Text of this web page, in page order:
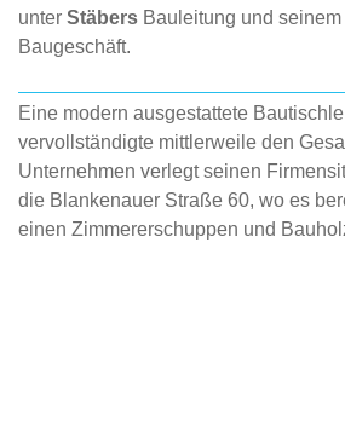
unter Stäbers Bauleitung und
Baugeschäft.
Eine modern ausgestattete
vervollständigte mittlerweile den
Unternehmen verlegt seinen
die Blankenauer Straße 60, wo es
einen Zimmererschuppen und